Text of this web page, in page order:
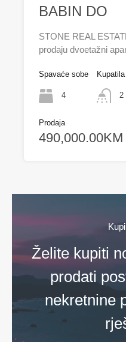
BABIN DO
STONE REAL
prodaju dvoetažni
Spavaće sobe
4
Kupatila
2
Prodaja
490,000.00KM
Želite kupiti
prodati
nekretnine